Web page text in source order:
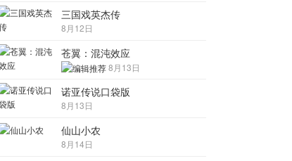
三国戏英杰传
8月12日
苍翼：混沌效应
8月13日
诺亚传说口袋版
8月13日
仙山小农
8月14日